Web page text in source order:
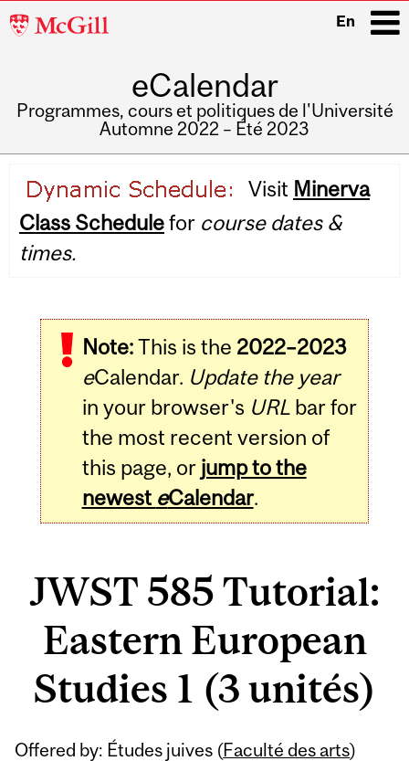
McGill
En
eCalendar
Programmes, cours et politiques de l'Université
Automne 2022 – Été 2023
navigation
Visit Minerva
Class Schedulefor course dates &
times.
Note:This is the 2022–2023
eCalendar. Update the year
in your browser's URLbar for
the most recent version of
this page, or jump to the
newest eCalendar.
JWST 585 Tutorial:
Eastern European
Studies 1 (3 unités)
Offered by: Études juives (Faculté des arts)
Related